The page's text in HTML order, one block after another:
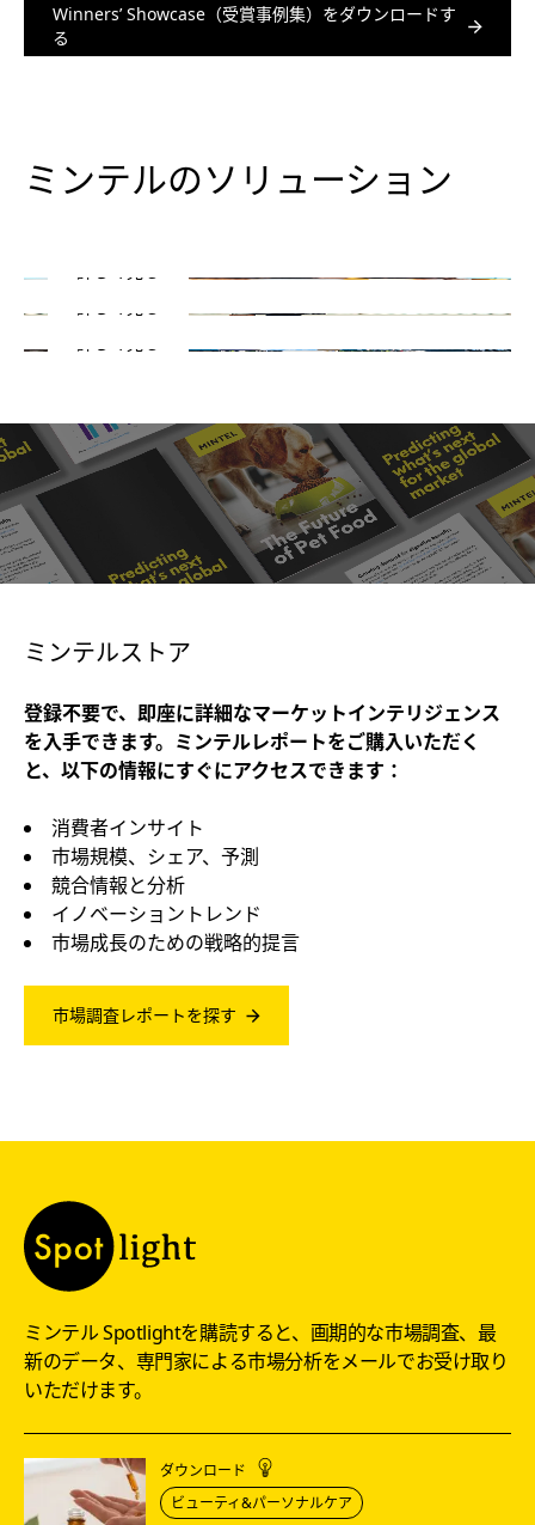
Winners’ Showcase（受賞事例集）をダウンロードす
る
ミンテルのソリューション
いつでも好きな時に使える
ミンテルコンサルティング
インテグレーション
まに
ミンテルストア
登録不要で、即座に詳細なマーケットインテリジェンス
を入手できます。ミンテルレポートをご購入いただく
と、以下の情報にすぐにアクセスできます：
消費者インサイト
市場規模、シェア、予測
競合情報と分析
イノベーショントレンド
市場成長のための戦略的提言
市場調査レポートを探す
ミンテル Spotlightを購読すると、画期的な市場調査、最
新のデータ、専門家による市場分析をメールでお受け取り
いただけます。
ダウンロード
ビューティ&パーソナルケア